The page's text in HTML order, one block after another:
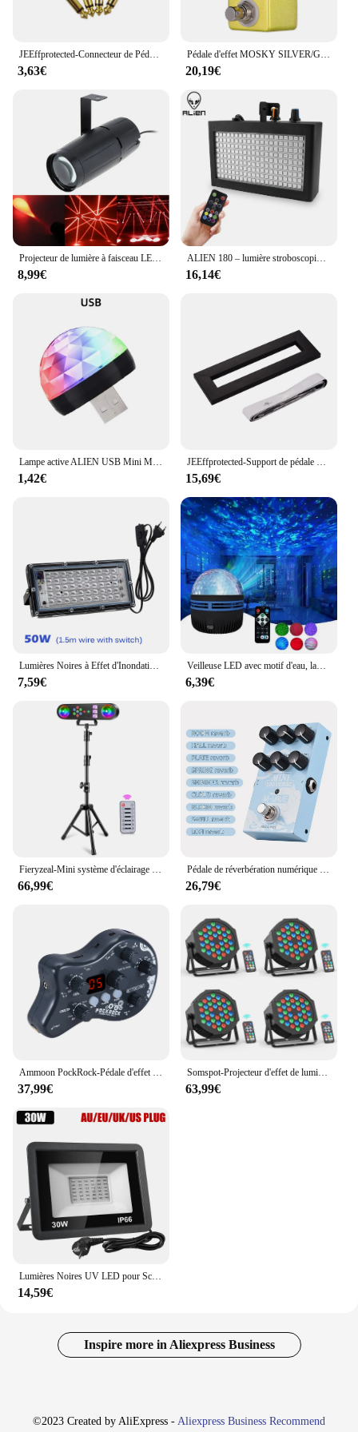
JEEffprotected-Connecteur de Pédale Jack, Fiche de Connexion à Souder en Métal, Couremplaçant de Manivelle, Patch de Cavalier, 4 Pièces
3,63€
Pédale d'effet MOSKY SILVER/GOLDEN HORSE, cochon drive, boost Horse Guitars, Volume Reverb, Bass, Klon Centaur Effprotected, Stage Audio
20,19€
8,99€
ALIEN 180 – lumière stroboscopique LED, contrôle du son, vitesse réglable, pour scène, Disco, DJ, fête à domicile, Ktv, effet d'éclairage de mariage
16,14€
1,42€ 15,69€
7,59€
Veilleuse LED avec motif d'eau, lampe à effet de projection, décoration de chambre d'enfant, lampe de projection, décoration de fête d'anniversaire
6,39€
66,99€ 26,79€
Ammoon PockRock-Pédale d'effet multi-effets JEProcessor, 15 types oxydation, 40 pics de batterie avec adaptateur secteur pour guitares
37,99€
Somspot-Projecteur d'effet de lumière de scène RVB, télécommande et contrôle DMX, 36 gibles, église, fête de mariage, club, musique en direct, 4 pièces, 8 pièces
63,99€
Lumières Noires UV LED pour Scène, Lumière Noire Ultraviolette, Effet d'Inondation, Noël, Halloween, Noël, brev, ixChang, 30W, 50W, 100W
14,59€
Inspire more in Aliexpress Business
©2023 Created by AliExpress - Aliexpress Business Recommend